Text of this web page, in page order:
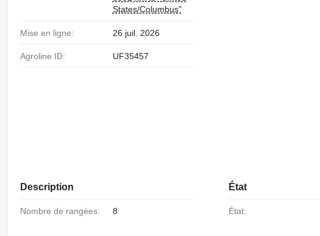
States/Columbus"
Mise en ligne: 26 juil. 2026
Agroline ID: UF35457
Description
Nombre de rangées: 8
État
État: